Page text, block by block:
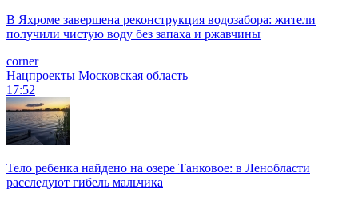
В Яхроме завершена реконструкция водозабора: жители
получили чистую воду без запаха и ржавчины
corner
Нацпроекты Московская область
17:52
Тело ребенка найдено на озере Танковое: в Ленобласти
расследуют гибель мальчика